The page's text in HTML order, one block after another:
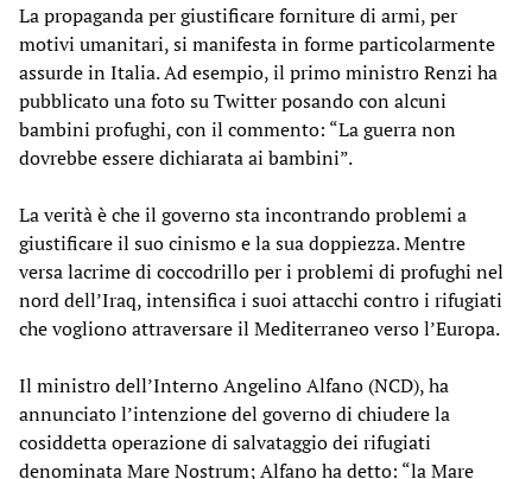
La propaganda per giustificare forniture di armi, per
motivi umanitari, si manifesta in forme particolarmente
assurde in Italia. Ad esempio, il primo ministro Renzi ha
pubblicato una foto su Twitter posando con alcuni
bambini profughi, con il commento: “La guerra non
dovrebbe essere dichiarata ai bambini”.
La verità è che il governo sta incontrando problemi a
giustificare il suo cinismo e la sua doppiezza. Mentre
versa lacrime di coccodrillo per i problemi di profughi nel
nord dell’Iraq, intensifica i suoi attacchi contro i rifugiati
che vogliono attraversare il Mediterraneo verso l’Europa.
Il ministro dell’Interno Angelino Alfano (NCD), ha
annunciato l’intenzione del governo di chiudere la
cosiddetta operazione di salvataggio dei rifugiati
denominata Mare Nostrum; Alfano ha detto: “la Mare